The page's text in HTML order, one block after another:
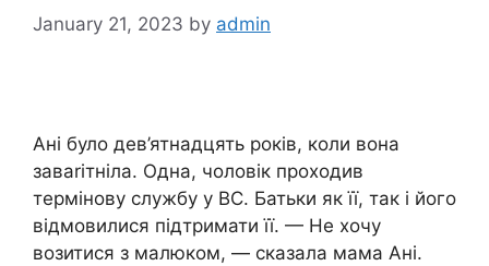
January 21, 2023 by admin
Ані було дев’ятнадцять років, коли вона
заваrітніла. Одна, чоловік проходив
термінову службу у ВС. Батьки як її, так і його
відмовилися підтримати її. — Не хочу
возитися з малюком, — сказала мама Ані.